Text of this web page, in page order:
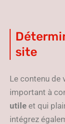
site
Le contenu de
important à
utile et qui
intégrez